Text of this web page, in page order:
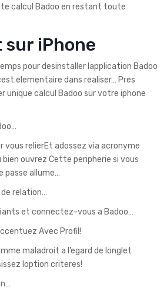
calcul Badoo en restant toute
iPhone
pour desinstaller lapplication Badoo
elementaire dans realiser… Pres
unique calcul Badoo sur votre iphone
vous relierEt adossez via acronyme
ouvrez Cette peripherie si vous
passe allume…
relation…
et connectez-vous a Badoo…
Avec Profil!
maladroit a l’egard de longlet
loption criteres!